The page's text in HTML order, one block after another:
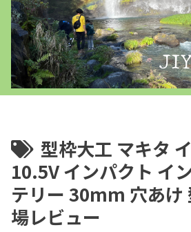
型枠大工 マキタ
10.5V インパクト イ
テリー 30mm 穴あけ
場レビュー